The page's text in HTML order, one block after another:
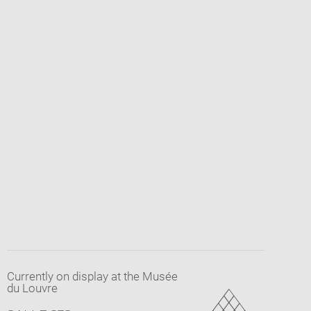
Currently on display at the Musée
du Louvre